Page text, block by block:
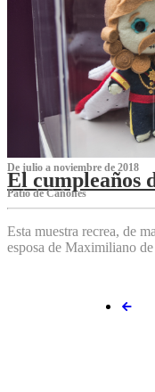
De julio a noviembre de 2018
El cumpleaños
Patio de Cañones
Esta muestra recrea, de
esposa de Maximiliano